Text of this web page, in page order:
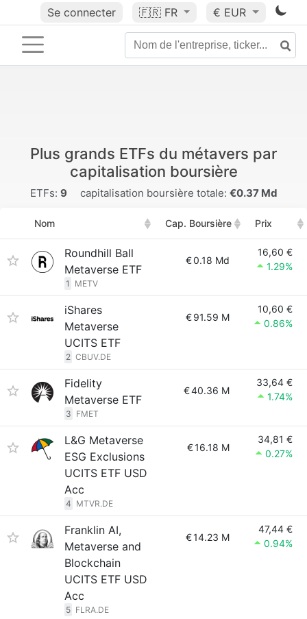
Se connecter 🇫🇷 FR € EUR
Plus grands ETFs du métavers par
capitalisation boursière
ETFs: 9 capitalisation boursière totale: €0.37 Md
Nom Cap. Boursière Prix
Roundhill Ball
Metaverse ETF
1 METV
€0.18 Md
16,60 €
1.29%
iShares
Metaverse
UCITS ETF
2 CBUV.DE
€91.59 M
10,60 €
0.86%
Fidelity
Metaverse ETF
3 FMET
€40.36 M
33,64 €
1.74%
L&G Metaverse
ESG Exclusions
UCITS ETF USD
Acc
4 MTVR.DE
€16.18 M
34,81 €
0.27%
Franklin AI,
Metaverse and
Blockchain
UCITS ETF USD
Acc
5 FLRA.DE
€14.23 M
47,44 €
0.94%